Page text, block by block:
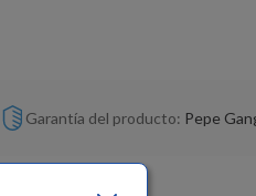
Garantía del producto: Pepe